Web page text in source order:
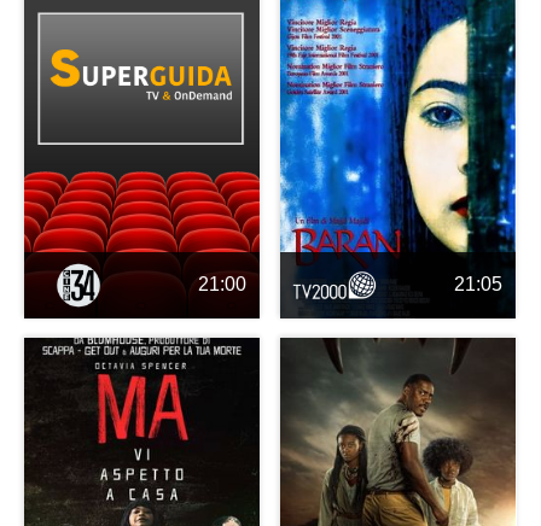
21:00 21:05